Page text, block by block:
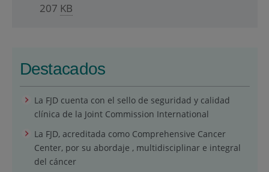
207 KB
Destacados
La FJD cuenta con el sello de seguridad y calidad
clínica de la Joint Commission International
La FJD, acreditada como Comprehensive Cancer
Center, por su abordaje , multidisciplinar e integral
del cáncer